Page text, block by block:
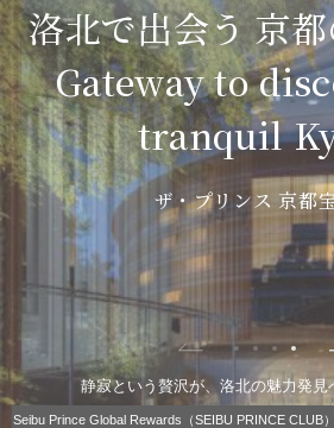
洛北で出会う 京
Gateway to
tranquil
ザ・プリンス 京都
静寂という贅沢が、洛北の魅力発
Seibu Prince Global Rewards（SEIBU PRINCE CLUB